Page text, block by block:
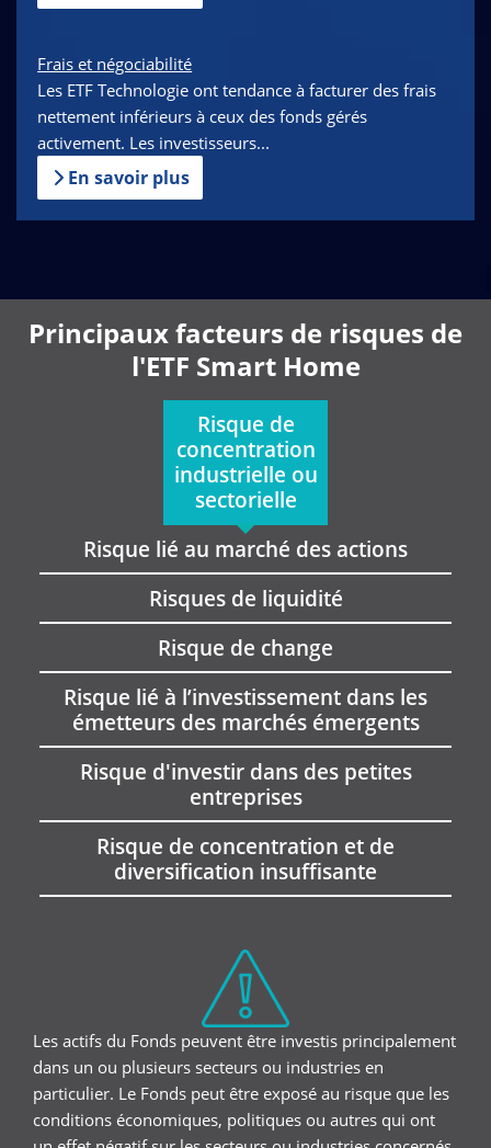
Frais et négociabilité
Les ETF Technologie ont tendance à facturer des frais
nettement inférieurs à ceux des fonds gérés
activement. Les investisseurs...
En savoir plus
Principaux facteurs de risques de
l'ETF Smart Home
Risque de
concentration
industrielle ou
sectorielle
Risque lié au marché des actions
Risques de liquidité
Risque de change
Risque lié à l’investissement dans les
émetteurs des marchés émergents
Risque d'investir dans des petites
entreprises
Risque de concentration et de
diversification insuffisante
Les actifs du Fonds peuvent être investis principalement
dans un ou plusieurs secteurs ou industries en
particulier. Le Fonds peut être exposé au risque que les
conditions économiques, politiques ou autres qui ont